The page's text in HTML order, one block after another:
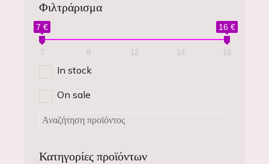
Φιλτράρισμα
7 € 16 €
7 9 12 14 16
In stock
On sale
Κατηγορίες προϊόντων